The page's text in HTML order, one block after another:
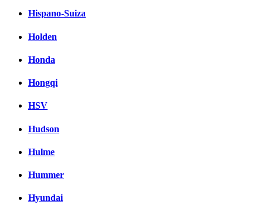
Hispano-Suiza
Holden
Honda
Hongqi
HSV
Hudson
Hulme
Hummer
Hyundai